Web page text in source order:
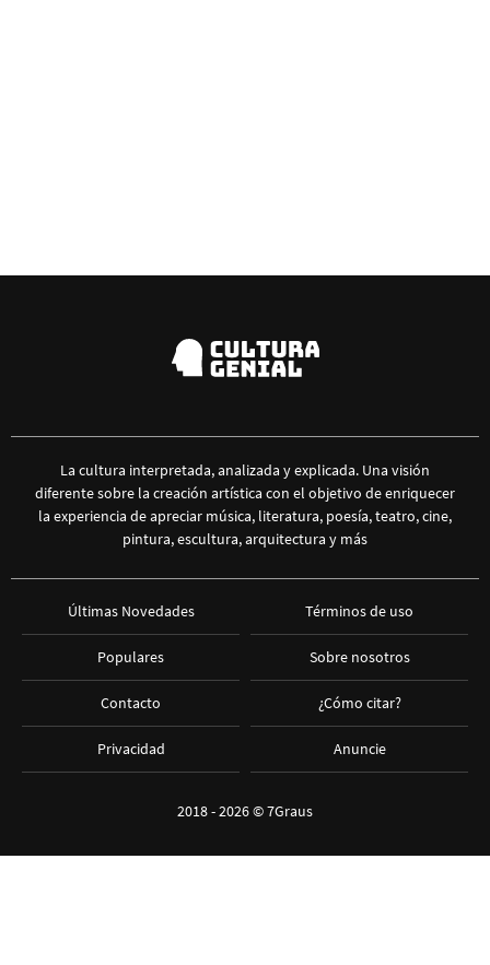
La cultura interpretada, analizada y explicada. Una visión
diferente sobre la creación artística con el objetivo de enriquecer
la experiencia de apreciar música, literatura, poesía, teatro, cine,
pintura, escultura, arquitectura y más
Últimas Novedades
Populares
Contacto
Privacidad
Términos de uso
Sobre nosotros
¿Cómo citar?
Anuncie
2018 - 2026 ©7Graus